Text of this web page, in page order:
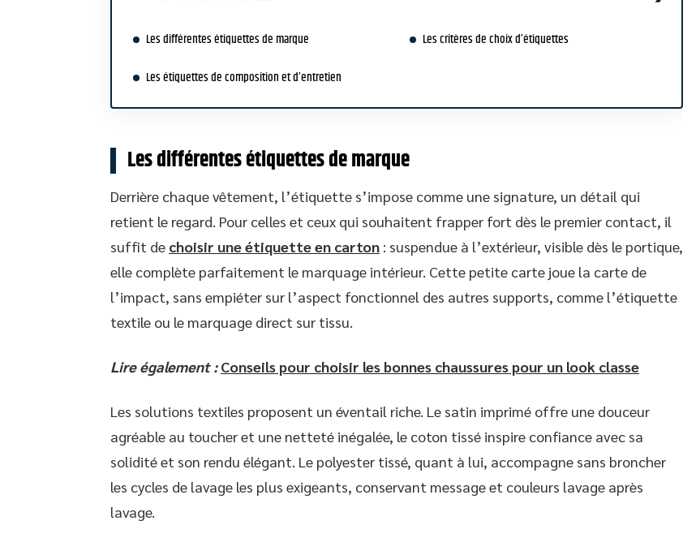
Les différentes étiquettes de marque
Les étiquettes de composition et d’entretien
Les critères de choix d’étiquettes
Les différentes étiquettes de marque
Derrière chaque vêtement, l’étiquette s’impose comme une signature, un détail qui
retient le regard. Pour celles et ceux qui souhaitent frapper fort dès le premier contact, il
suffit de choisir une étiquette en carton : suspendue à l’extérieur, visible dès le portique,
elle complète parfaitement le marquage intérieur. Cette petite carte joue la carte de
l’impact, sans empiéter sur l’aspect fonctionnel des autres supports, comme l’étiquette
textile ou le marquage direct sur tissu.
Lire également : Conseils pour choisir les bonnes chaussures pour un look classe
Les solutions textiles proposent un éventail riche. Le satin imprimé offre une douceur
agréable au toucher et une netteté inégalée, le coton tissé inspire confiance avec sa
solidité et son rendu élégant. Le polyester tissé, quant à lui, accompagne sans broncher
les cycles de lavage les plus exigeants, conservant message et couleurs lavage après
lavage.